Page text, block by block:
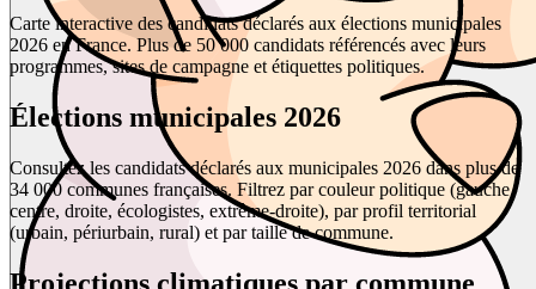
Carte interactive des candidats déclarés aux élections municipales
2026 en France. Plus de 50 000 candidats référencés avec leurs
programmes, sites de campagne et étiquettes politiques.
Élections municipales 2026
Consultez les candidats déclarés aux municipales 2026 dans plus de
34 000 communes françaises. Filtrez par couleur politique (gauche,
centre, droite, écologistes, extrême-droite), par profil territorial
(urbain, périurbain, rural) et par taille de commune.
Projections climatiques par commune